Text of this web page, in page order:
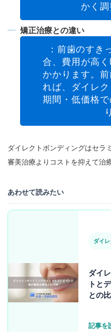
かく
矯正治療との違い
：前歯のすき
合、費用が高
かかります。
れば、ダイレ
期間・低価格
ダイレクトボンディングはセラ
審美治療よりコストを抑えて治
あわせて読みたい
ダイ
ダイ
トと
との
記事を